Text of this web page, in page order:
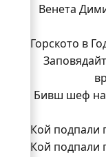
Венета
Горското в
Бивш шеф на
Кой подпали
Кой подпали